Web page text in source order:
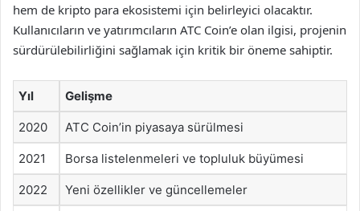
hem de kripto para ekosistemi için belirleyici olacaktır.
Kullanıcıların ve yatırımcıların ATC Coin’e olan ilgisi, projenin
sürdürülebilirliğini sağlamak için kritik bir öneme sahiptir.
Yıl Gelişme
2020 ATC Coin’in piyasaya sürülmesi
2021 Borsa listelenmeleri ve topluluk büyümesi
2022 Yeni özellikler ve güncellemeler